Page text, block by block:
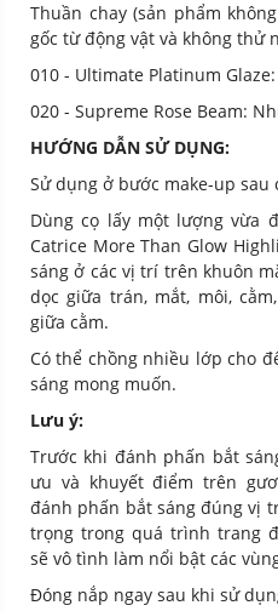
Thuần chay (sản phẩm
gốc từ động vật và không thử
010 - Ultimate Platinum
020 - Supreme Rose Beam:
HƯỚNG DẪN SỬ DỤNG:
Sử dụng ở bước make-up sau
Dùng cọ lấy một lượng vừa
Catrice More Than Glow
sáng ở các vị trí trên khuôn
dọc giữa trán, mắt, môi,
giữa cằm.
Có thể chồng nhiều lớp cho
sáng mong muốn.
Lưu ý:
Trước khi đánh phấn bắt
ưu và khuyết điểm trên
đánh phấn bắt sáng đúng vị
trọng trong quá trình trang
sẽ vô tình làm nổi bật các
Đóng nắp ngay sau khi sử